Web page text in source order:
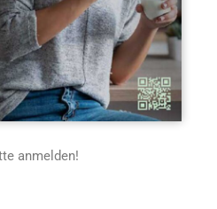
anmelden!